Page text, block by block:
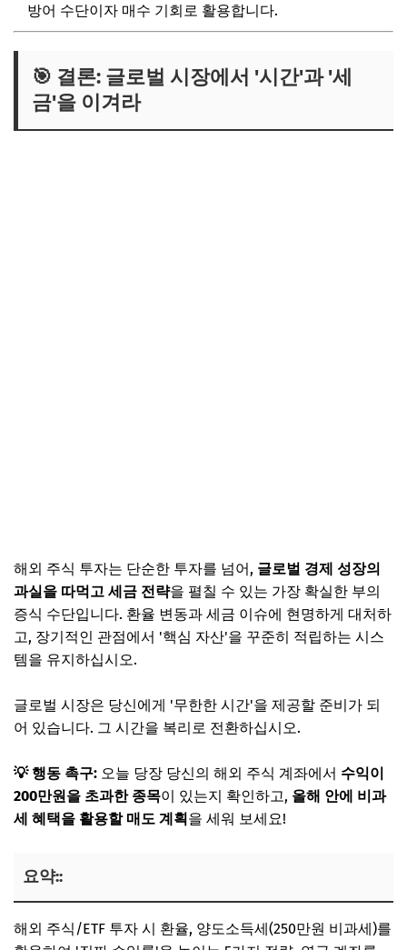
방어 수단이자 매수 기회로 활용합니다.
🎯 결론: 글로벌 시장에서 '시간'과 '세
금'을 이겨라
해외 주식 투자는 단순한 투자를 넘어, 글로벌 경제 성장의
과실을 따먹고 세금 전략을 펼칠 수 있는 가장 확실한 부의
증식 수단입니다. 환율 변동과 세금 이슈에 현명하게 대처하
고, 장기적인 관점에서 '핵심 자산'을 꾸준히 적립하는 시스
템을 유지하십시오.
글로벌 시장은 당신에게 '무한한 시간'을 제공할 준비가 되
어 있습니다. 그 시간을 복리로 전환하십시오.
💡 행동 촉구: 오늘 당장 당신의 해외 주식 계좌에서 수익이
200만원을 초과한 종목이 있는지 확인하고, 올해 안에 비과
세 혜택을 활용할 매도 계획을 세워 보세요!
요약::
해외 주식/ETF 투자 시 환율, 양도소득세(250만원 비과세)를